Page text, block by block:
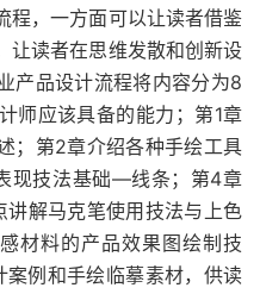
程，一方面可以让读者借鉴
让读者在思维发散和创新设
产品设计流程将内容分为8
师应该具备的能力；第1章
；第2章介绍各种手绘工具
现技法基础―线条；第4章
解马克笔使用技法与上色
材料的产品效果图绘制技
例和手绘临摹素材，供读